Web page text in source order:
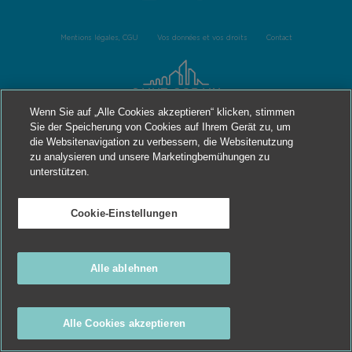
Mentions légales, CGU Vos données et vos droits Contact
Wenn Sie auf „Alle Cookies akzeptieren“ klicken, stimmen
Sie der Speicherung von Cookies auf Ihrem Gerät zu, um
die Websitenavigation zu verbessern, die Websitenutzung
zu analysieren und unsere Marketingbemühungen zu
unterstützen.
Cookie-Einstellungen
Alle ablehnen
Alle Cookies akzeptieren